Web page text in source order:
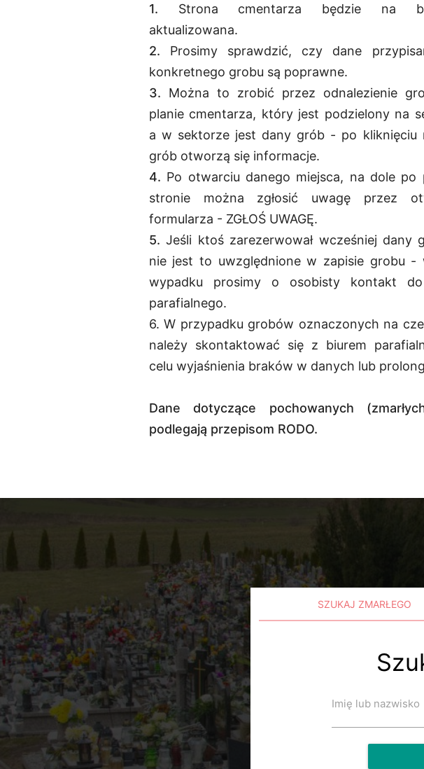
1. Strona cmentarza będzie na
aktualizowana.
2. Prosimy sprawdzić, czy dane
konkretnego grobu są poprawne.
3. Można to zrobić przez odnalezienie
planie cmentarza, który jest podzielony na
a w sektorze jest dany grób - po kliknięciu
grób otworzą się informacje.
4. Po otwarciu danego miejsca, na dole po
stronie można zgłosić uwagę przez
formularza - ZGŁOŚ UWAGĘ.
5.Jeśli ktoś zarezerwował wcześniej dany
nie jest to uwzględnione w zapisie grobu -
wypadku prosimy o osobisty kontakt
parafialnego.
6. W przypadku grobów oznaczonych na
należy skontaktować się z biurem
celu wyjaśnienia braków w danych lub
Dane dotyczące pochowanych
podlegają przepisom RODO.
SZUKAJ ZMARŁEGO
Imię lub nazwisko